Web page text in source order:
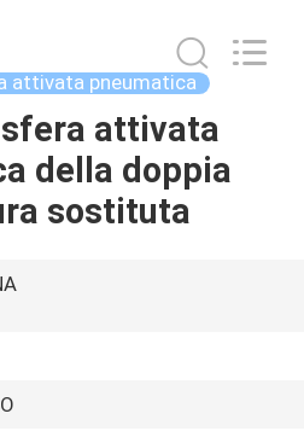
attivata pneumatica
attivata
della doppia
sostituta